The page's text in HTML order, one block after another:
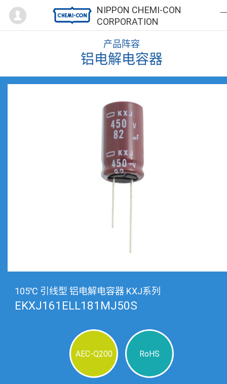
NIPPON CHEMI-CON
CORPORATION
Mypage
产品阵容
铝电解电容器
105℃ 引线型 铝电解电容器 KXJ系列
EKXJ161ELL181MJ50S
AEC-Q200 RoHS